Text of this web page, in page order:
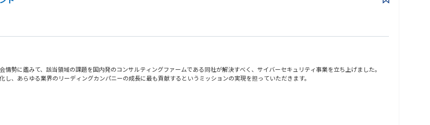
勢に鑑みて、該当領域の課題を国内発のコンサルティングファームである同社が解決すべく、サイバーセキュリティ事業を立ち上げました。
、あらゆる業界のリーディングカンパニーの成長に最も貢献するというミッションの実現を担っていただきます。
ら戦略構築、実行支援までのご支援を一気通貫で行っていただきます。